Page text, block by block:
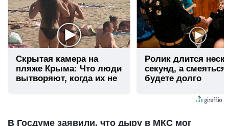
Скрытая камера на
пляже Крыма: Что люди
вытворяют, когда их не
Ролик длится
секунд, а
будете долго
В Госдуме заявили, что дыру в МКС мог